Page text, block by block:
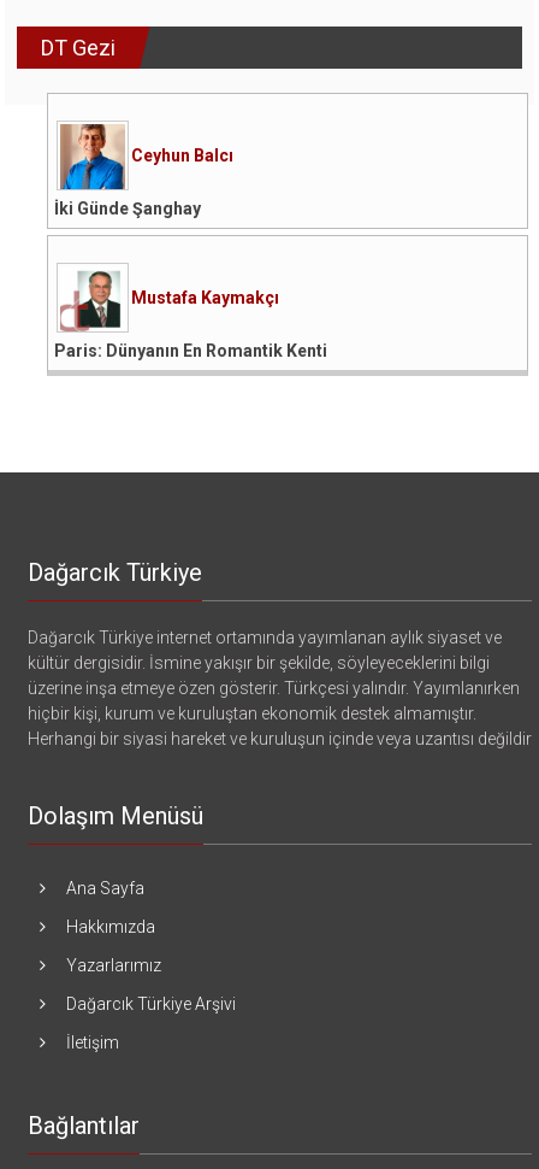
DT Gezi
Ceyhun Balcı
İki Günde Şanghay
Mustafa Kaymakçı
Paris: Dünyanın En Romantik Kenti
Dağarcık Türkiye
Dağarcık Türkiye internet ortamında yayımlanan aylık siyaset ve
kültür dergisidir. İsmine yakışır bir şekilde, söyleyeceklerini bilgi
üzerine inşa etmeye özen gösterir. Türkçesi yalındır. Yayımlanırken
hiçbir kişi, kurum ve kuruluştan ekonomik destek almamıştır.
Herhangi bir siyasi hareket ve kuruluşun içinde veya uzantısı değildir
Dolaşım Menüsü
Ana Sayfa
Hakkımızda
Yazarlarımız
Dağarcık Türkiye Arşivi
İletişim
Bağlantılar